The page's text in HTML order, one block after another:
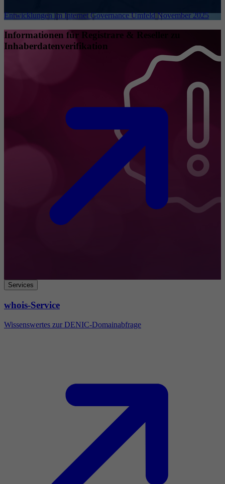
Entwicklungen im Internet Governance Umfeld November 2025
Informationen für Registrare & Reseller zu
Inhaberdatenverifikation
Services
whois-Service
Wissenswertes zur DENIC-Domainabfrage